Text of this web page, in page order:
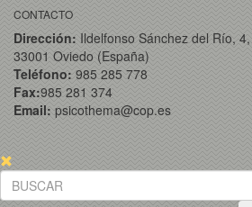
CONTACTO
Dirección: Ildelfonso Sánchez del Río, 4,
33001 Oviedo (España)
Teléfono: 985 285 778
Fax:985 281 374
Email: psicothema@cop.es